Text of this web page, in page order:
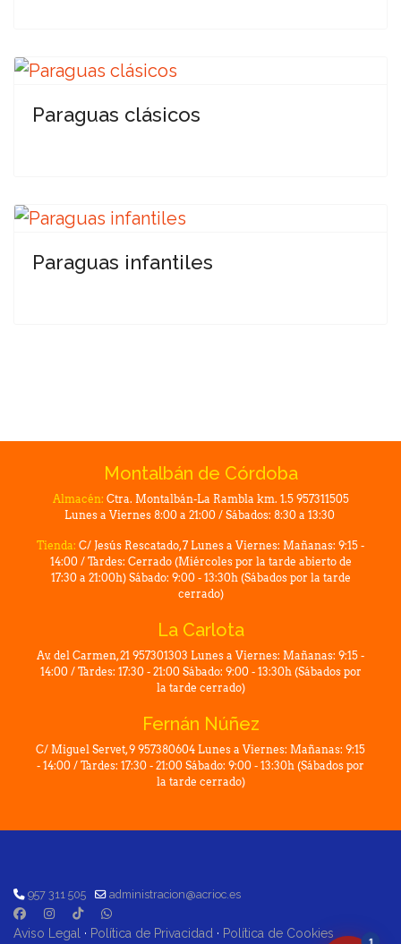
Paraguas clásicos
Paraguas infantiles
Montalbán de Córdoba
Almacén: Ctra. Montalbán-La Rambla km. 1.5 957311505
Lunes a Viernes 8:00 a 21:00 / Sábados: 8:30 a 13:30
Tienda: C/ Jesús Rescatado, 7 Lunes a Viernes: Mañanas: 9:15 -
14:00 / Tardes: Cerrado (Miércoles por la tarde abierto de
17:30 a 21:00h) Sábado: 9:00 - 13:30h (Sábados por la tarde
cerrado)
La Carlota
Av. del Carmen, 21 957301303 Lunes a Viernes: Mañanas: 9:15 -
14:00 / Tardes: 17:30 - 21:00 Sábado: 9:00 - 13:30h (Sábados por
la tarde cerrado)
Fernán Núñez
C/ Miguel Servet, 9 957380604 Lunes a Viernes: Mañanas: 9:15
- 14:00 / Tardes: 17:30 - 21:00 Sábado: 9:00 - 13:30h (Sábados por
la tarde cerrado)
957 311 505 administracion@acrioc.es
Aviso Legal · Política de Privacidad · Política de Cookies
1